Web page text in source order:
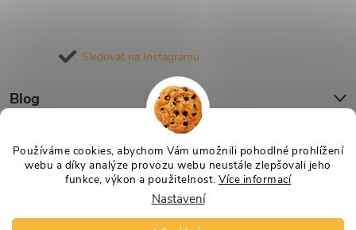
Používáme cookies, abychom Vám umožnili pohodlné prohlížení
webu a díky analýze provozu webu neustále zlepšovali jeho
funkce, výkon a použitelnost. Více informací
Nastavení
Sledovat na Instagramu
Blog
Informace pro vás
Nejlevnější Výživa. Všechna práva vyhrazena.